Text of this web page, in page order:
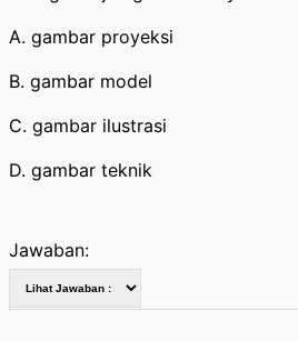
A. gambar proyeksi
B. gambar model
C. gambar ilustrasi
D. gambar teknik
Jawaban: